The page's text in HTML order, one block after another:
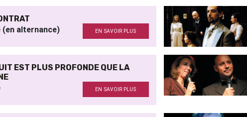
(en alternance) EN SAVOIR PLUS
EST PLUS PROFONDE QUE LA
EN SAVOIR PLUS